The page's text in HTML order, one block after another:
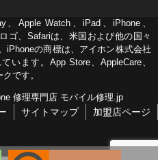
Apple Watch、iPad、iPhone、
ゴ、Safariは、米国および他の国々
iPhoneの商標は、アイホン株式会社
います。App Store、AppleCare、
です。
修理専門店 モバイル修理.jp
サイトマップ 加盟店ページ